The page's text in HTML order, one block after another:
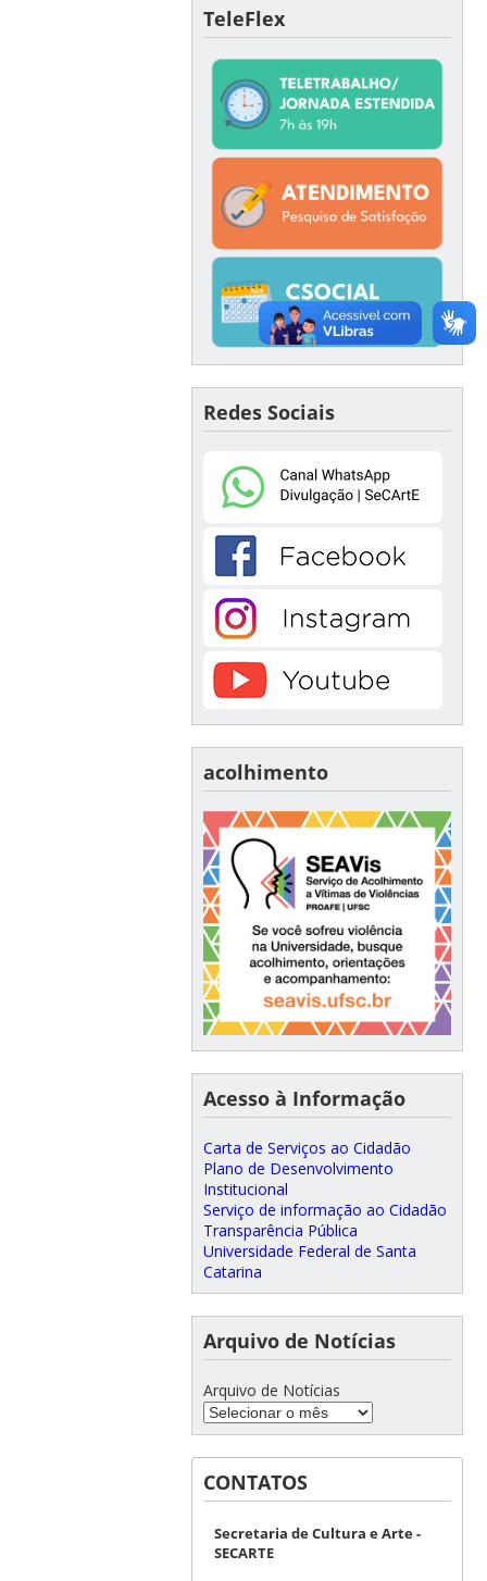
TeleFlex
Redes Sociais
acolhimento
Acesso à Informação
Carta de Serviços ao Cidadão
Plano de Desenvolvimento
Institucional
Serviço de informação ao Cidadão
Transparência Pública
Universidade Federal de Santa
Catarina
Arquivo de Notícias
Arquivo de Notícias
CONTATOS
Secretaria de Cultura e Arte -
SECARTE